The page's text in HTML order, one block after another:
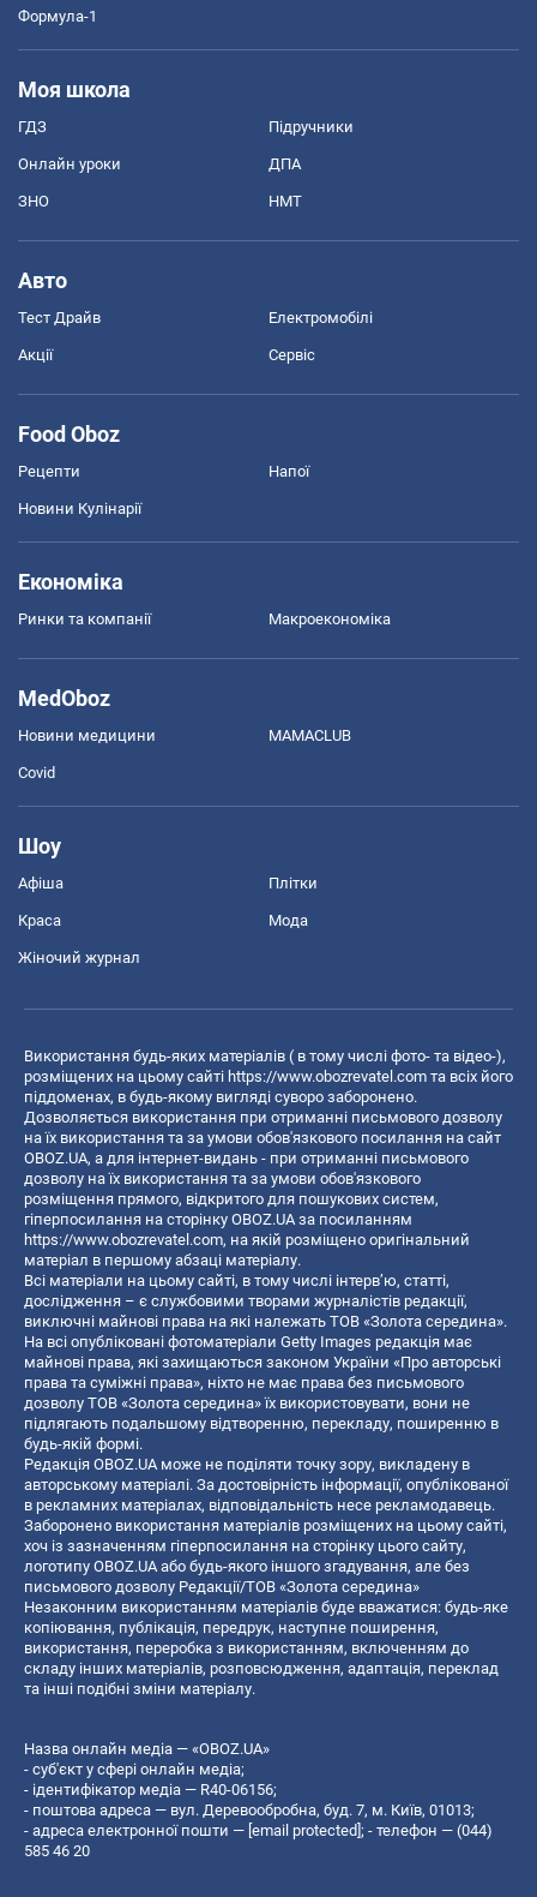
Формула-1
Моя школа
ГДЗ Підручники
Онлайн уроки ДПА
ЗНО НМТ
Авто
Тест Драйв Електромобілі
Акції Сервіс
Food Oboz
Рецепти Напої
Новини Кулінарії
Економіка
Ринки та компанії Макроекономіка
MedOboz
Новини медицини MAMACLUB
Covid
Шоу
Афіша Плітки
Краса Мода
Жіночий журнал
Використання будь-яких матеріалів ( в тому числі фото- та відео-),
розміщених на цьому сайті https://www.obozrevatel.com та всіх його
піддоменах, в будь-якому вигляді суворо заборонено.
Дозволяється використання при отриманні письмового дозволу
на їх використання та за умови обов'язкового посилання на сайт
OBOZ.UA, а для інтернет-видань - при отриманні письмового
дозволу на їх використання та за умови обов'язкового
розміщення прямого, відкритого для пошукових систем,
гіперпосилання на сторінку OBOZ.UA за посиланням
https://www.obozrevatel.com, на якій розміщено оригінальний
матеріал в першому абзаці матеріалу.
Всі матеріали на цьому сайті, в тому числі інтерв’ю, статті,
дослідження – є службовими творами журналістів редакції,
виключні майнові права на які належать ТОВ «Золота середина».
На всі опубліковані фотоматеріали Getty Images редакція має
майнові права, які захищаються законом України «Про авторські
права та суміжні права», ніхто не має права без письмового
дозволу ТОВ «Золота середина» їх використовувати, вони не
підлягають подальшому відтворенню, перекладу, поширенню в
будь-якій формі.
Редакція OBOZ.UA може не поділяти точку зору, викладену в
авторському матеріалі. За достовірність інформації, опублікованої
в рекламних матеріалах, відповідальність несе рекламодавець.
Заборонено використання матеріалів розміщених на цьому сайті,
хоч із зазначенням гіперпосилання на сторінку цього сайту,
логотипу OBOZ.UA або будь-якого іншого згадування, але без
письмового дозволу Редакції/ТОВ «Золота середина»
Незаконним використанням матеріалів буде вважатися: будь-яке
копiювання, публiкацiя, передрук, наступне поширення,
використання, переробка з використанням, включенням до
складу інших матеріалів, розповсюдження, адаптація, переклад
та інші подібні зміни матеріалу.
Назва онлайн медіа — «OBOZ.UA»
- суб'єкт у сфері онлайн медіа;
- ідентифікатор медіа — R40-06156;
- поштова адреса — вул. Деревообробна, буд. 7, м. Київ, 01013;
- адреса електронної пошти — [email protected]; - телефон — (044)
585 46 20